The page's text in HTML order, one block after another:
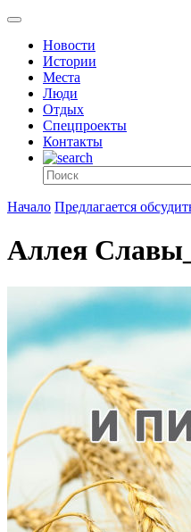
Новости
Истории
Места
Люди
Отдых
Спецпроекты
Контакты
Начало Предлагается
Аллея